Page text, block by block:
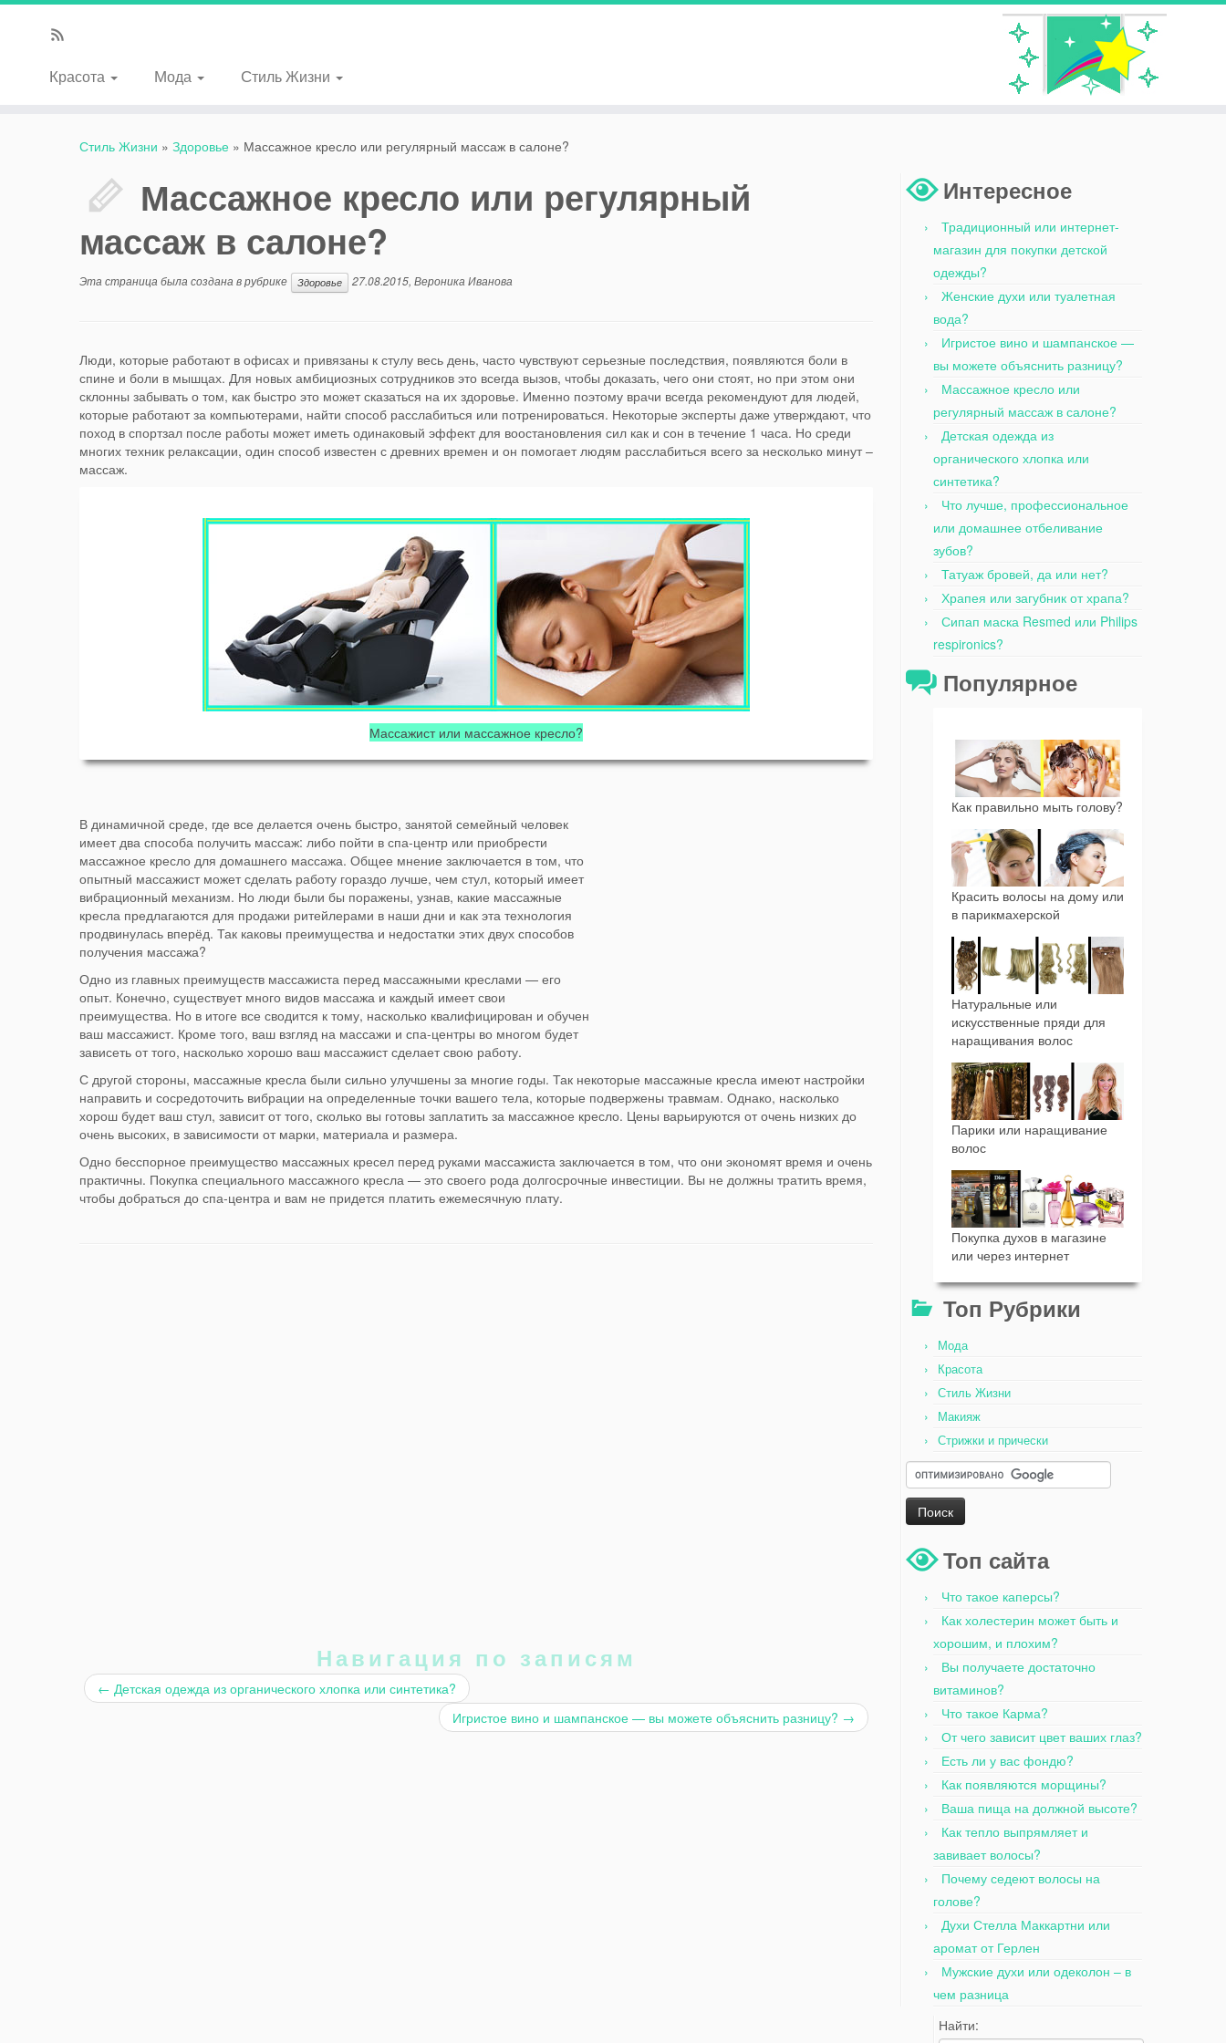
Красота Мода Стиль Жизни
Стиль Жизни » Здоровье » Массажное кресло или регулярный массаж в салоне?
Массажное кресло или регулярный
массаж в салоне?
Эта страница была создана в рубрике Здоровье 27.08.2015, Вероника Иванова
Люди, которые работают в офисах и привязаны к стулу весь день, часто чувствуют серьезные последствия, появляются боли в
спине и боли в мышцах. Для новых амбициозных сотрудников это всегда вызов, чтобы доказать, чего они стоят, но при этом они
склонны забывать о том, как быстро это может сказаться на их здоровье. Именно поэтому врачи всегда рекомендуют для людей,
которые работают за компьютерами, найти способ расслабиться или потренироваться. Некоторые эксперты даже утверждают, что
поход в спортзал после работы может иметь одинаковый эффект для воостановления сил как и сон в течение 1 часа. Но среди
многих техник релаксации, один способ известен с древних времен и он помогает людям расслабиться всего за несколько минут –
массаж.
Массажист или массажное кресло?
В динамичной среде, где все делается очень быстро, занятой семейный человек
имеет два способа получить массаж: либо пойти в спа-центр или приобрести
массажное кресло для домашнего массажа. Общее мнение заключается в том, что
опытный массажист может сделать работу гораздо лучше, чем стул, который имеет
вибрационный механизм. Но люди были бы поражены, узнав, какие массажные
кресла предлагаются для продажи ритейлерами в наши дни и как эта технология
продвинулась вперёд. Так каковы преимущества и недостатки этих двух способов
получения массажа?
Одно из главных преимуществ массажиста перед массажными креслами — его
опыт. Конечно, существует много видов массажа и каждый имеет свои
преимущества. Но в итоге все сводится к тому, насколько квалифицирован и обучен
ваш массажист. Кроме того, ваш взгляд на массажи и спа-центры во многом будет
зависеть от того, насколько хорошо ваш массажист сделает свою работу.
С другой стороны, массажные кресла были сильно улучшены за многие годы. Так некоторые массажные кресла имеют настройки
направить и сосредоточить вибрации на определенные точки вашего тела, которые подвержены травмам. Однако, насколько
хорош будет ваш стул, зависит от того, сколько вы готовы заплатить за массажное кресло. Цены варьируются от очень низких до
очень высоких, в зависимости от марки, материала и размера.
Одно бесспорное преимущество массажных кресел перед руками массажиста заключается в том, что они экономят время и очень
практичны. Покупка специального массажного кресла — это своего рода долгосрочные инвестиции. Вы не должны тратить время,
чтобы добраться до спа-центра и вам не придется платить ежемесячную плату.
Навигация по записям
← Детская одежда из органического хлопка или синтетика?
Игристое вино и шампанское — вы можете объяснить разницу? →
Интересное
Традиционный или интернет-
магазин для покупки детской
одежды?
Женские духи или туалетная
вода?
Игристое вино и шампанское —
вы можете объяснить разницу?
Массажное кресло или
регулярный массаж в салоне?
Детская одежда из
органического хлопка или
синтетика?
Что лучше, профессиональное
или домашнее отбеливание
зубов?
Татуаж бровей, да или нет?
Храпея или загубник от храпа?
Сипап маска Resmed или Philips
respironics?
Популярное
Как правильно мыть голову?
Красить волосы на дому или
в парикмахерской
Натуральные или
искусственные пряди для
наращивания волос
Парики или наращивание
волос
Покупка духов в магазине
или через интернет
Топ Рубрики
Мода
Красота
Стиль Жизни
Макияж
Стрижки и прически
Топ сайта
Что такое каперсы?
Как холестерин может быть и
хорошим, и плохим?
Вы получаете достаточно
витаминов?
Что такое Карма?
От чего зависит цвет ваших глаз?
Есть ли у вас фондю?
Как появляются морщины?
Ваша пища на должной высоте?
Как тепло выпрямляет и
завивает волосы?
Почему седеют волосы на
голове?
Духи Стелла Маккартни или
аромат от Герлен
Мужские духи или одеколон – в
чем разница
Найти: